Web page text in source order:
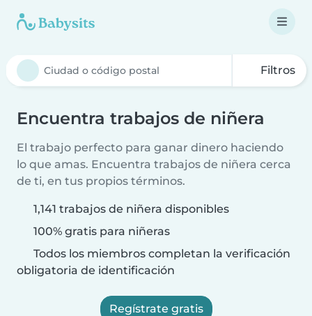
Filtros
Encuentra trabajos de niñera
El trabajo perfecto para ganar dinero haciendo
lo que amas. Encuentra trabajos de niñera cerca
de ti, en tus propios términos.
1,141 trabajos de niñera disponibles
100% gratis para niñeras
Todos los miembros completan la verificación
obligatoria de identificación
Regístrate gratis